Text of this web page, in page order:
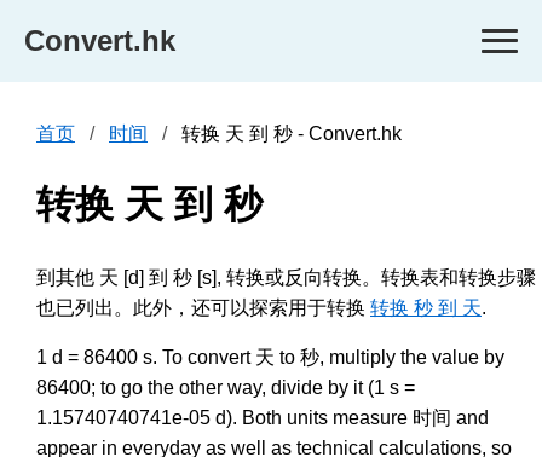
Convert.hk
首页 时间 转换 天 到 秒 - Convert.hk
转换 天 到 秒
到其他 天 [d] 到 秒 [s], 转换或反向转换。转换表和转换步骤
也已列出。此外，还可以探索用于转换 转换 秒 到 天.
1 d = 86400 s. To convert 天 to 秒, multiply the value by
86400; to go the other way, divide by it (1 s =
1.15740740741e-05 d). Both units measure 时间 and
appear in everyday as well as technical calculations, so